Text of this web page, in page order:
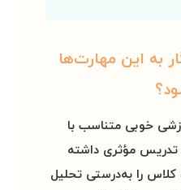
به این مهارت‌ها
خوبی متناسب با
تدریس مؤثری داشته
را به‌درستی تحلیل